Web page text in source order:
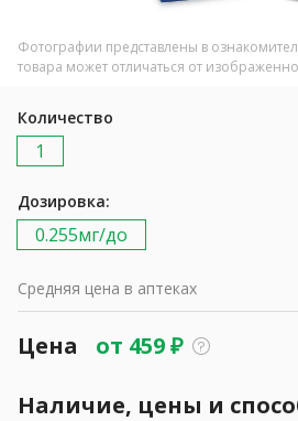
Фотографии представлены в
товара может отличаться от
Количество
1
Дозировка:
0.255мг/до
Средняя цена в аптеках
Цена от 459₽
Наличие, цены и